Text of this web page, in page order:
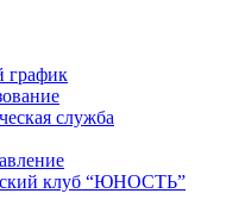
график
служба
клуб “ЮНОСТЬ”